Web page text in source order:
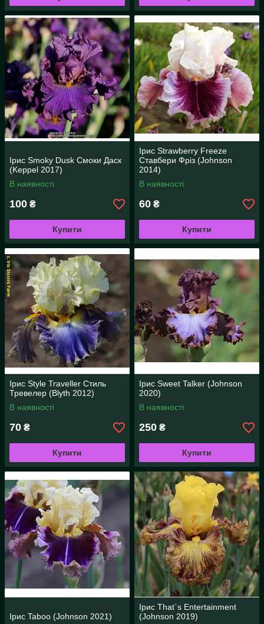
Ірис Smoky Dusk Смоки Даск
(Keppel 2017)
В наявності
100 ₴
Купити
Ірис Strawberry Freeze
Ставбери Фріз (Johnson
2014)
В наявності
60 ₴
Купити
Ірис Style Traveller Стиль
Тревелер (Blyth 2012)
В наявності
70 ₴
Купити
Ірис Sweet Talker (Johnson
2020)
В наявності
250 ₴
Купити
Ірис Taboo (Johnson 2021)
Ірис That`s Entertainment
(Johnson 2019)